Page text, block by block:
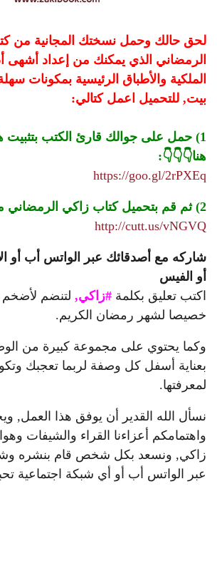
لحق حالك وحمل نسختك المجانية من
الرمضاني الذي يمكنك من إعداد أشهى
الملكية والأطباق الرئيسية بمكونات
بيت, للتحميل اعمل كتالي:
1) حمل على جوالك قارئ الكتب بتثبيت
هنا👇👇👇:
https://goo.gl/2rPXEq
2) ثم قم بتحميل كتاب زاكي الرمضاني من هنا👇👇👇:
http://cutt.us/vNGVQ
شاركه مع أصدقائك عبر الواتس أب أو
أو الفيس
اكتب تعليق بكلمة #زاكي, لتنضم
خصيصا لشهر رمضان الكريم.
وكما يحتوي على مجموعة كبيرة من
بعناية أسفل كل وصفة لربما تعجبك
لمعرفتها.
نسأل الله القدير أن يوفق هذا العمل,
واهتمامكم أعزاءنا القراء والشيفات
زاكي, ونسعد بكل شخص قام بنشره
عبر الواتس أب أو أي شبكة اجتماعية